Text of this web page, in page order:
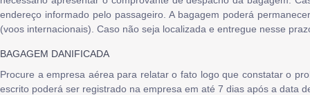
endereço informado pelo passageiro. A bagagem poderá
(voos internacionais). Caso não seja localizada e entregue nesse
BAGAGEM DANIFICADA
Procure a empresa aérea para relatar o fato logo que constatar o
escrito poderá ser registrado na empresa em até 7 dias após a data